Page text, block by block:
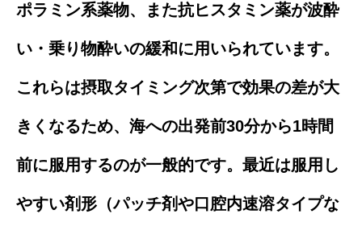
ポラミン系薬物、また抗ヒスタミン薬が波酔
い・乗り物酔いの緩和に用いられています。
これらは摂取タイミング次第で効果の差が大
きくなるため、海への出発前30分から1時間
前に服用するのが一般的です。最近は服用し
やすい剤形（パッチ剤や口腔内速溶タイプな